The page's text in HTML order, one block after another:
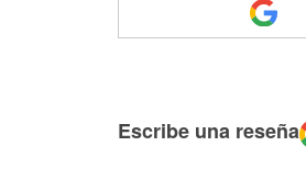
Escribe una reseña